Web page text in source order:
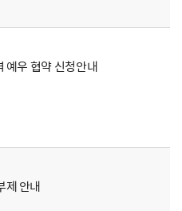
예우 협약 신청안내
제 안내